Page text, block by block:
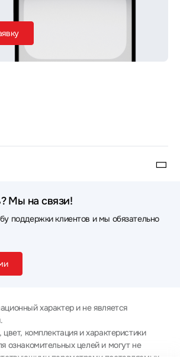
Мы на связи!
поддержки клиентов и мы обязательно
характер и не является
комплектация и характеристики
ознакомительных целей и могут не